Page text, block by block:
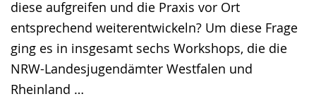
diese aufgreifen und die Praxis vor Ort
entsprechend weiterentwickeln? Um diese Frage
ging es in insgesamt sechs Workshops, die die
NRW-Landesjugendämter Westfalen und
Rheinland …